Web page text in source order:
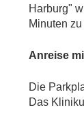
Harburg"
Minuten
Anreise
Die
Das